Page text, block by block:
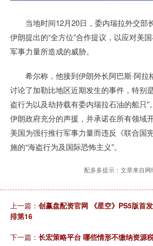
当地时间12月20日，委内瑞拉外交部
伊朗提出的“全方位”合作提议，以应对美
军事力量所造成的威胁。
希尔称，他接到伊朗外长阿巴斯·阿拉
讨论了加勒比地区近期发生的事件，特别
盗行为以及劫持载有委内瑞拉石油的船只”
伊朗政府充分的声援，并承诺在所有领域
美国为强行推行军事力量而违反《联合国
施的“海盗行为及国际恐怖主义”。
配多多提示：文章来自网
上一篇： 创赢盘配资官网 《星空》PS5版首
排第16
下一篇： 长宏策略平台 哪些情形不缴纳资源